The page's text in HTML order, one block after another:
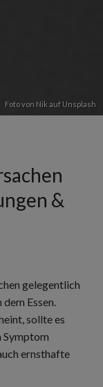
Foto von Nikauf Unsplash
&
gelegentlich
Essen.
sollte es
Symptom
ernsthafte